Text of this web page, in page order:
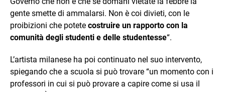
gente smette di ammalarsi. Non è coi divieti, con le
proibizioni che potete costruire un rapporto con la
comunità degli studenti e delle studentesse“.
L’artista milanese ha poi continuato nel suo intervento,
spiegando che a scuola si può trovare “un momento con i
professori in cui si può provare a capire come si usa il